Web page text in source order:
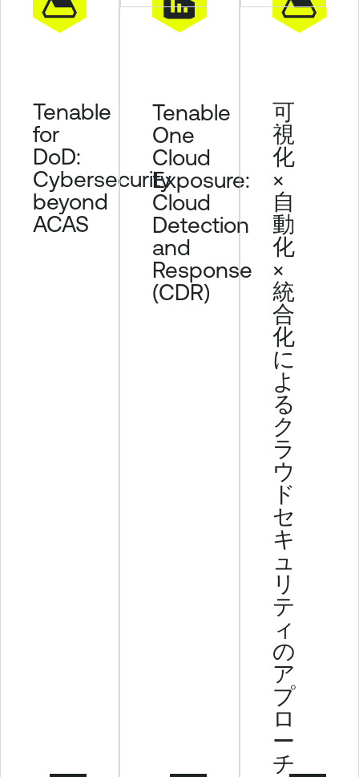
Tenable
for
DoD:
Cybersecurity
beyond
ACAS
Tenable
One
Cloud
Exposure:
Cloud
Detection
and
Response
(CDR)
可
視
化
×
自
動
化
×
統
合
化
に
よ
る
ク
ラ
ウ
ド
セ
キ
ュ
リ
テ
ィ
の
ア
プ
ロ
ー
チ